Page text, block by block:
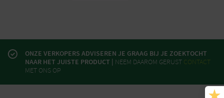
ONZE VERKOPERS ADVISEREN JE GRAAG BIJ JE ZOEKTOCHT
NAAR HET JUISTE PRODUCT | NEEM DAAROM GERUST CONTACT
MET ONS OP